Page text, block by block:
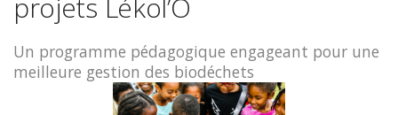
projets Lékol’O
Un programme pédagogique engageant pour une
meilleure gestion des biodéchets